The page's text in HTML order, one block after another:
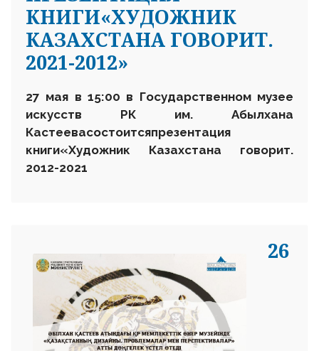
КНИГИ«ХУДОЖНИК
КАЗАХСТАНА ГОВОРИТ.
2021-2012»
27 мая в 15:00 в Государственном музее
искусств РК им. Абылхана
Кастеевасостоитсяпрезентация
книги«Художник Казахстана говорит.
2012-2021
26